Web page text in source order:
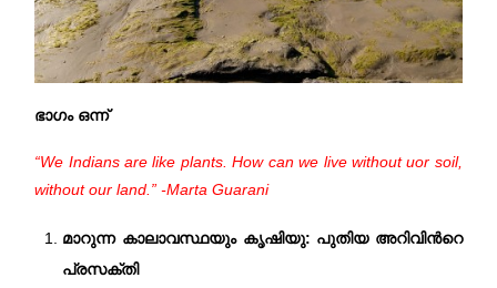
ഭാഗം ഒന്ന്
“We Indians are like plants. How can we live without uor soil,
without our land.” -Marta Guarani
മാറുന്ന കാലാവസ്ഥയും കൃഷിയു‍: പുതിയ അറിവിന്‍റെ
പ്രസക്തി